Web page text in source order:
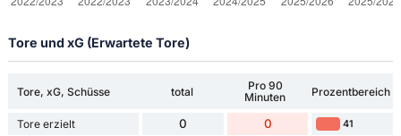
Tore und xG (Erwartete Tore)
Tore, xG, Schüsse total
Pro 90
Minuten
Prozentbereich
Tore erzielt 0 0 41